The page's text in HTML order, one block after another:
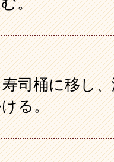
司桶に移し
る。